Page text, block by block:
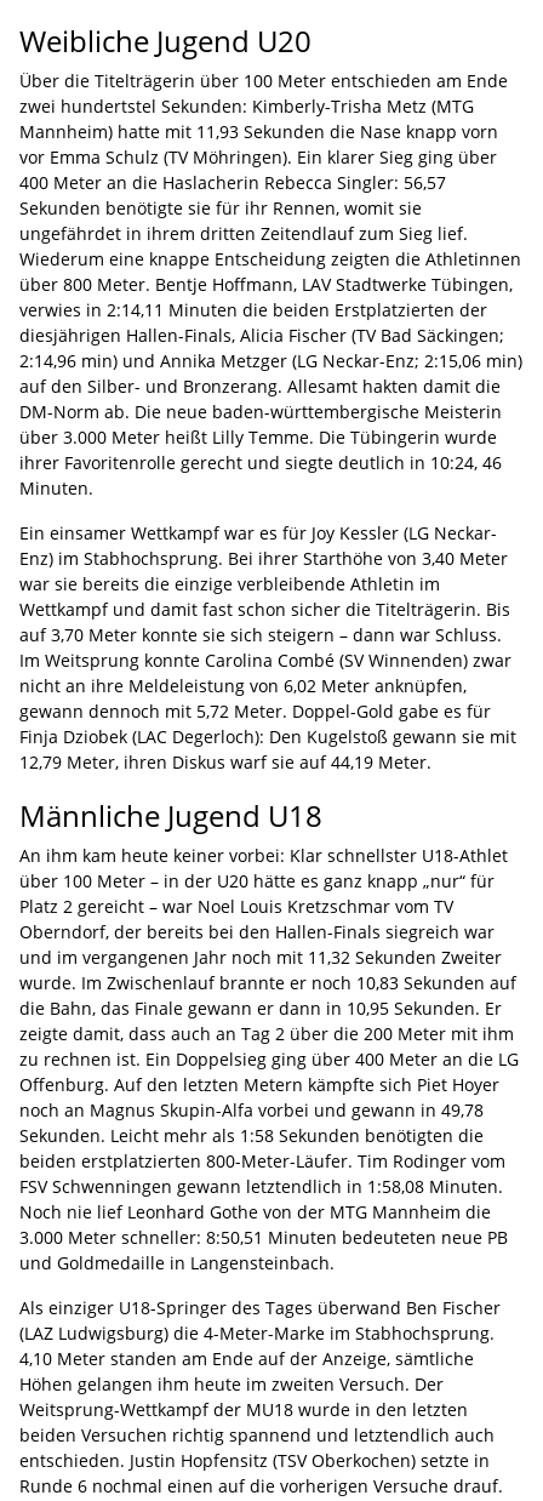
Weibliche Jugend U20
Über die Titelträgerin über 100 Meter entschieden am Ende
zwei hundertstel Sekunden: Kimberly-Trisha Metz (MTG
Mannheim) hatte mit 11,93 Sekunden die Nase knapp vorn
vor Emma Schulz (TV Möhringen). Ein klarer Sieg ging über
400 Meter an die Haslacherin Rebecca Singler: 56,57
Sekunden benötigte sie für ihr Rennen, womit sie
ungefährdet in ihrem dritten Zeitendlauf zum Sieg lief.
Wiederum eine knappe Entscheidung zeigten die Athletinnen
über 800 Meter. Bentje Hoffmann, LAV Stadtwerke Tübingen,
verwies in 2:14,11 Minuten die beiden Erstplatzierten der
diesjährigen Hallen-Finals, Alicia Fischer (TV Bad Säckingen;
2:14,96 min) und Annika Metzger (LG Neckar-Enz; 2:15,06 min)
auf den Silber- und Bronzerang. Allesamt hakten damit die
DM-Norm ab. Die neue baden-württembergische Meisterin
über 3.000 Meter heißt Lilly Temme. Die Tübingerin wurde
ihrer Favoritenrolle gerecht und siegte deutlich in 10:24, 46
Minuten.
Ein einsamer Wettkampf war es für Joy Kessler (LG Neckar-
Enz) im Stabhochsprung. Bei ihrer Starthöhe von 3,40 Meter
war sie bereits die einzige verbleibende Athletin im
Wettkampf und damit fast schon sicher die Titelträgerin. Bis
auf 3,70 Meter konnte sie sich steigern – dann war Schluss.
Im Weitsprung konnte Carolina Combé (SV Winnenden) zwar
nicht an ihre Meldeleistung von 6,02 Meter anknüpfen,
gewann dennoch mit 5,72 Meter. Doppel-Gold gabe es für
Finja Dziobek (LAC Degerloch): Den Kugelstoß gewann sie mit
12,79 Meter, ihren Diskus warf sie auf 44,19 Meter.
Männliche Jugend U18
An ihm kam heute keiner vorbei: Klar schnellster U18-Athlet
über 100 Meter – in der U20 hätte es ganz knapp „nur“ für
Platz 2 gereicht – war Noel Louis Kretzschmar vom TV
Oberndorf, der bereits bei den Hallen-Finals siegreich war
und im vergangenen Jahr noch mit 11,32 Sekunden Zweiter
wurde. Im Zwischenlauf brannte er noch 10,83 Sekunden auf
die Bahn, das Finale gewann er dann in 10,95 Sekunden. Er
zeigte damit, dass auch an Tag 2 über die 200 Meter mit ihm
zu rechnen ist. Ein Doppelsieg ging über 400 Meter an die LG
Offenburg. Auf den letzten Metern kämpfte sich Piet Hoyer
noch an Magnus Skupin-Alfa vorbei und gewann in 49,78
Sekunden. Leicht mehr als 1:58 Sekunden benötigten die
beiden erstplatzierten 800-Meter-Läufer. Tim Rodinger vom
FSV Schwenningen gewann letztendlich in 1:58,08 Minuten.
Noch nie lief Leonhard Gothe von der MTG Mannheim die
3.000 Meter schneller: 8:50,51 Minuten bedeuteten neue PB
und Goldmedaille in Langensteinbach.
Als einziger U18-Springer des Tages überwand Ben Fischer
(LAZ Ludwigsburg) die 4-Meter-Marke im Stabhochsprung.
4,10 Meter standen am Ende auf der Anzeige, sämtliche
Höhen gelangen ihm heute im zweiten Versuch. Der
Weitsprung-Wettkampf der MU18 wurde in den letzten
beiden Versuchen richtig spannend und letztendlich auch
entschieden. Justin Hopfensitz (TSV Oberkochen) setzte in
Runde 6 nochmal einen auf die vorherigen Versuche drauf.